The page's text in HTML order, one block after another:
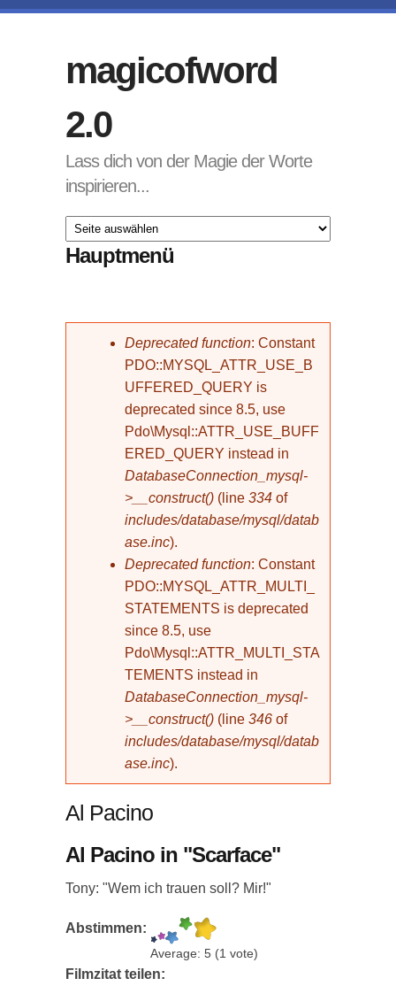
magicofword
2.0
Lass dich von der Magie der Worte
inspirieren...
Hauptmenü
Fehlermeldung
Deprecated function: Constant
PDO::MYSQL_ATTR_USE_B
UFFERED_QUERY is
deprecated since 8.5, use
Pdo\Mysql::ATTR_USE_BUFF
ERED_QUERY instead in
DatabaseConnection_mysql-
>__construct() (line 334 of
includes/database/mysql/datab
ase.inc).
Deprecated function: Constant
PDO::MYSQL_ATTR_MULTI_
STATEMENTS is deprecated
since 8.5, use
Pdo\Mysql::ATTR_MULTI_STA
TEMENTS instead in
DatabaseConnection_mysql-
>__construct() (line 346 of
includes/database/mysql/datab
ase.inc).
Al Pacino
Al Pacino in "Scarface"
Tony: "Wem ich trauen soll? Mir!"
Abstimmen:
Average: 5 (1 vote)
Filmzitat teilen: